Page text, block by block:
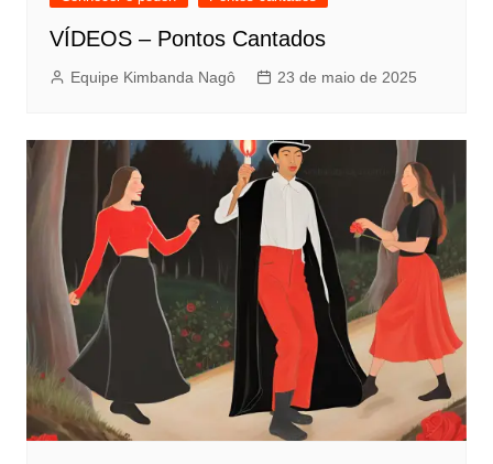
VÍDEOS – Pontos Cantados
Equipe Kimbanda Nagô 23 de maio de 2025